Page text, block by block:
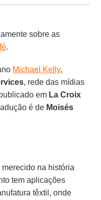
sobre as
.
Michael Kelly,
, rede das mídias
em La Croix
é de Moisés
na história
tem aplicações
têxtil, onde